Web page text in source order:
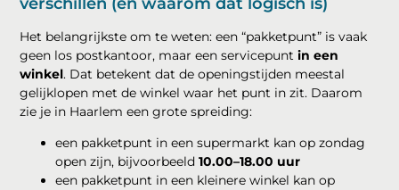
Het belangrijkste om te weten: een “pakketpunt” is vaak
geen los postkantoor, maar een servicepuntin een
winkel. Dat betekent dat de openingstijden meestal
gelijklopen met de winkel waar het punt in zit. Daarom
zie je in Haarlem een grote spreiding:
een pakketpunt in een supermarkt kan op zondag
open zijn, bijvoorbeeld10.00–18.00 uur
een pakketpunt in een kleinere winkel kan op